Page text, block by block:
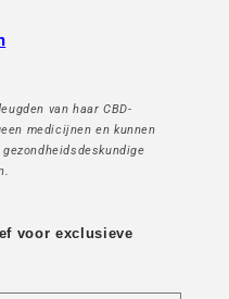
van haar CBD-
medicijnen en kunnen
voor exclusieve